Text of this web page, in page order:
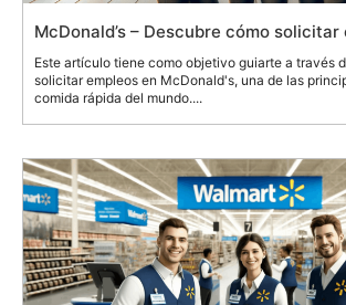
McDonald’s – Descubre cómo solicitar
Este artículo tiene como objetivo guiarte a través
solicitar empleos en McDonald's, una de las
comida rápida del mundo....